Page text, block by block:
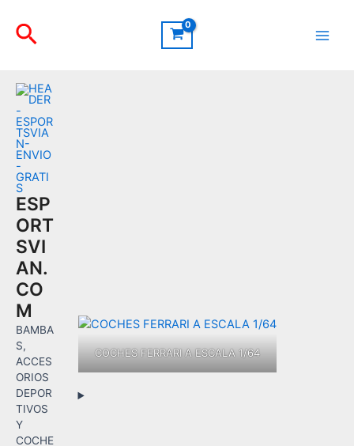
contenido
Buscar
ESP
ORT
SVI
AN.
CO
M
BAMBA
S,
ACCES
ORIOS
DEPOR
TIVOS
Y
COCHE
COCHES FERRARI A ESCALA 1/64